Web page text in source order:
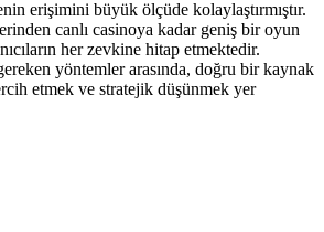
erişimini büyük ölçüde kolaylaştırmıştır.
canlı casinoya kadar geniş bir oyun
her zevkine hitap etmektedir.
yöntemler arasında, doğru bir kaynak
etmek ve stratejik düşünmek yer